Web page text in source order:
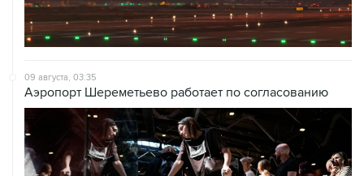
09 августа, 03:35
Аэропорт Шереметьево работает по согласованию